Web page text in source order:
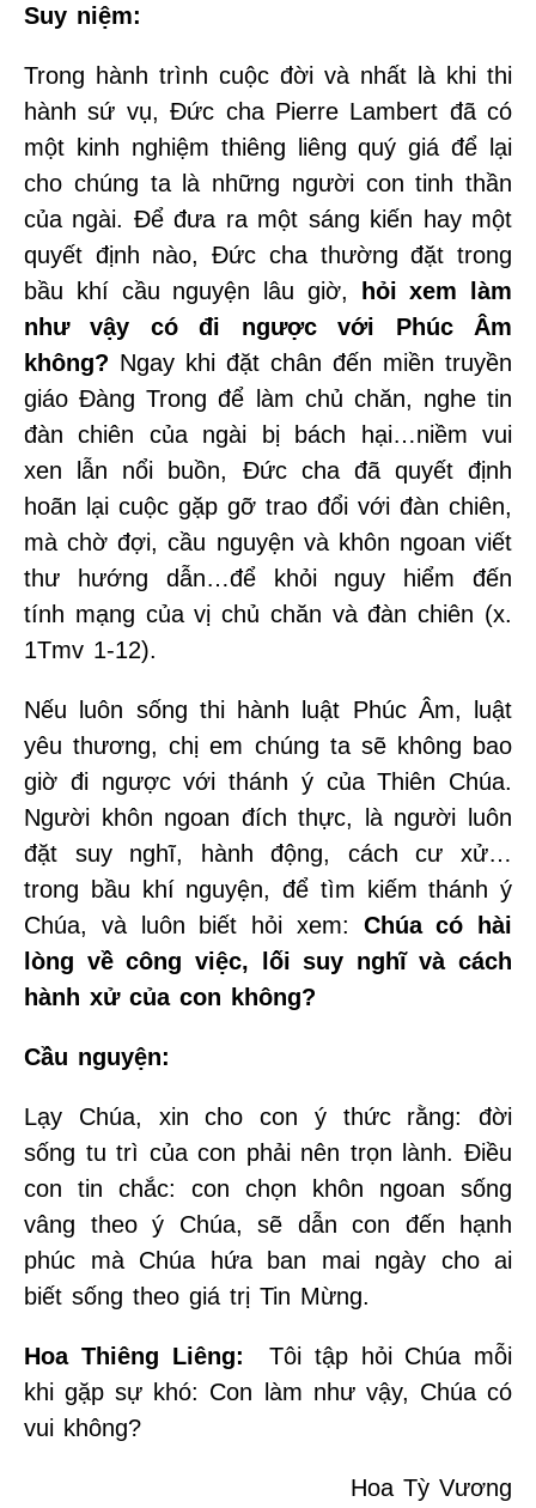
Suy niệm:
Trong hành trình cuộc đời và nhất là khi thi
hành sứ vụ, Đức cha Pierre Lambert đã có
một kinh nghiệm thiêng liêng quý giá để lại
cho chúng ta là những người con tinh thần
của ngài. Để đưa ra một sáng kiến hay một
quyết định nào, Đức cha thường đặt trong
bầu khí cầu nguyện lâu giờ, hỏi xem làm
như vậy có đi ngược với Phúc Âm
không? Ngay khi đặt chân đến miền truyền
giáo Đàng Trong để làm chủ chăn, nghe tin
đàn chiên của ngài bị bách hại…niềm vui
xen lẫn nổi buồn, Đức cha đã quyết định
hoãn lại cuộc gặp gỡ trao đổi với đàn chiên,
mà chờ đợi, cầu nguyện và khôn ngoan viết
thư hướng dẫn…để khỏi nguy hiểm đến
tính mạng của vị chủ chăn và đàn chiên (x.
1Tmv 1-12).
Nếu luôn sống thi hành luật Phúc Âm, luật
yêu thương, chị em chúng ta sẽ không bao
giờ đi ngược với thánh ý của Thiên Chúa.
Người khôn ngoan đích thực, là người luôn
đặt suy nghĩ, hành động, cách cư xử…
trong bầu khí nguyện, để tìm kiếm thánh ý
Chúa, và luôn biết hỏi xem: Chúa có hài
lòng về công việc, lối suy nghĩ và cách
hành xử của con không?
Cầu nguyện:
Lạy Chúa, xin cho con ý thức rằng: đời
sống tu trì của con phải nên trọn lành. Điều
con tin chắc: con chọn khôn ngoan sống
vâng theo ý Chúa, sẽ dẫn con đến hạnh
phúc mà Chúa hứa ban mai ngày cho ai
biết sống theo giá trị Tin Mừng.
Hoa Thiêng Liêng: Tôi tập hỏi Chúa mỗi
khi gặp sự khó: Con làm như vậy, Chúa có
vui không?
Hoa Tỳ Vương